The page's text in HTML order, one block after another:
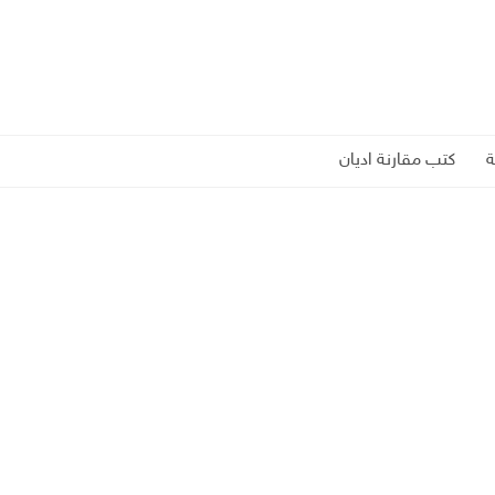
كتب مقارنة اديان